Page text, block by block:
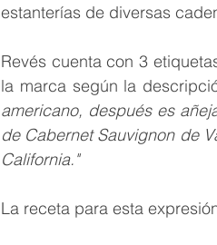
estanterías de diversas
Revés cuenta con 3
la marca según la
americano, después es
de Cabernet Sauvignon de
California."